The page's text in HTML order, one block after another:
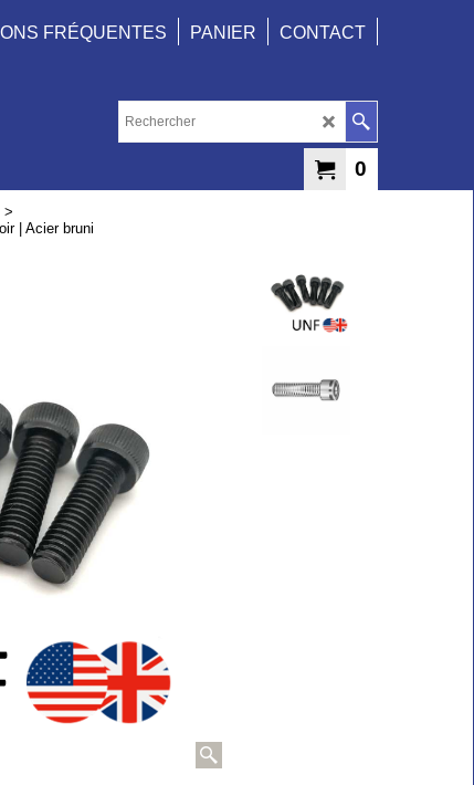
FRÉQUENTES PANIER CONTACT
0
>
| Acier bruni